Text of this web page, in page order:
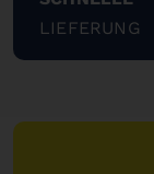
LIEFERUNG
"